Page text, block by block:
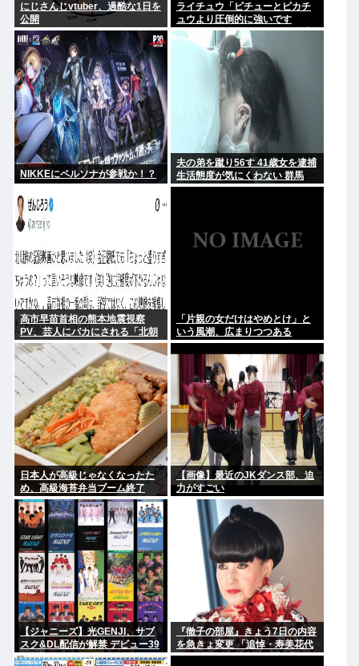
にじさんじvtuber、過酷な1日を
公開
ライチュウ「ピチューとピカチ
ュウより圧倒的に強いです
www」←こいつが不人気な理由
NIKKEにペルソナが参戦か！？
夫の弟を蹴り56す 41歳女を逮捕
生活態度が気にくわない 群馬
高市早苗首相の熊本地震視察
PV、芸人にバカにされる「北朝
鮮の記録映画かと思った。金正
恩ですら盛りすぎって言うぞ」
「片親の女だけはやめとけ」と
いう風潮、広まりつつある
日本人が高級じゃなくなったた
め、高級海苔弁当ブーム終了
www
【画像】最近のJKダンス部、迫
力がすごい
【ジャニーズ】光GENJI、サブ
スク&DL配信が解禁 デビュー39
周年迎える8月19日から40周年
『徹子の部屋』きょう7日の内容
を急きょ変更 「追悼・寿美花代
さん」放送へ 当初の予定「放送